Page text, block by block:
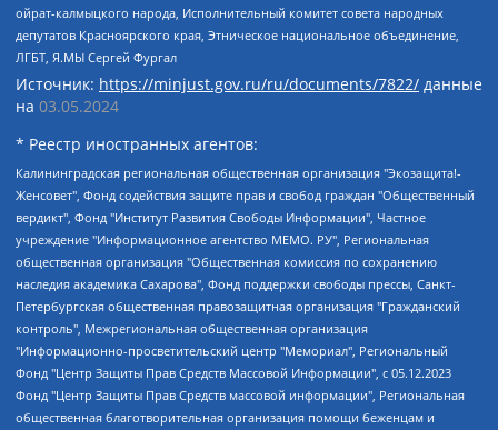
ойрат-калмыцкого народа, Исполнительный комитет совета народных
депутатов Красноярского края, Этническое национальное объединение,
ЛГБТ, Я.МЫ Сергей Фургал
Источник: https://minjust.gov.ru/ru/documents/7822/ данные
на 03.05.2024
* Реестр иностранных агентов:
Калининградская региональная общественная организация "Экозащита!-Женсовет", Фонд содействия защите прав и свобод граждан "Общественный вердикт", Фонд "Институт Развития Свободы Информации", Частное учреждение "Информационное агентство МЕМО. РУ", Региональная общественная организация "Общественная комиссия по сохранению наследия академика Сахарова", Фонд поддержки свободы прессы, Санкт-Петербургская общественная правозащитная организация "Гражданский контроль", Межрегиональная общественная организация "Информационно-просветительский центр "Мемориал", Региональный Фонд "Центр Защиты Прав Средств Массовой Информации", с 05.12.2023 Фонд "Центр Защиты Прав Средств массовой информации", Региональная общественная благотворительная организация помощи беженцам и мигрантам "Гражданское содействие", Негосударственное образовательное учреждение дополнительного профессионального образования (повышение квалификации) специалистов "АКАДЕМИЯ ПО ПРАВАМ ЧЕЛОВЕКА", Свердловская региональная общественная организация "Сутяжник", Автономная некоммерческая организация "Центр независимых социологических исследований", Союз общественных объединений "Российский исследовательский центр по правам человека", Региональное общественное учреждение научно-информационный центр "МЕМОРИАЛ", Некоммерческая организация "Фонд защиты гласности", Автономная некоммерческая организация "Институт прав человека", Городская общественная организация "Екатеринбургское общество "МЕМОРИАЛ", Городская общественная организация "Рязанское историко-просветительское и правозащитное общество "Мемориал" (Рязанский Мемориал), Челябинский региональный орган общественной самодеятельности – женское общественное объединение "Женщины Евразии", Челябинский региональный орган общественной самодеятельности "Уральская правозащитная группа", Фонд содействия защите здоровья и социальной справедливости имени Андрея Рылькова, Автономная Некоммерческая Организация "Аналитический Центр Юрия Левады", Автономная некоммерческая организация социальной поддержки населения "Проект Апрель", Региональная общественная организация помощи женщинам и детям, находящимся в кризисной ситуации "Информационно-методический центр "Анна", Фонд содействия развитию массовых коммуникаций и правовому просвещению "Так-так-Так", Фонд содействия устойчивому развитию "Серебряная тайга", Свердловский региональный общественный фонд социальных проектов "Новое время", "Idel.Реалии", Кавказ.Реалии, Крым.Реалии, Телеканал Настоящее Время, Татаро-башкирская служба Радио Свобода (Azatliq Radiosi), Радио Свободная Европа/Радио Свобода (PCE/PC), "Сибирь.Реалии", "Фактограф", Благотворительный фонд помощи осужденным и их семьям, Автономная некоммерческая организация "Институт глобализации и социальных движений", Фонд "В защиту прав заключенных", Частное учреждение "Центр поддержки и содействия развитию средств массовой информации", Пензенский региональный общественный благотворительный фонд "Гражданский союз", "Север.Реалии", Некоммерческая организация Фонд "Правовая инициатива", Общество с ограниченной ответственностью "Радио Свободная Европа/Радио Свобода", Чешское информационное агентство "MEDIUM-ORIENT", Красноярская региональная общественная организация "Мы против СПИДа", Камалягин Денис Николаевич, Маркелов Сергей Евгеньевич, Пономарев Лев Александрович, Савицкая Людмила Алексеевна, Автономная некоммерческая организация "Центр по работе с проблемой насилия "НАСИЛИЮ.НЕТ", Межрегиональный профессиональный союз работников здравоохранения "Альянс врачей", Юридическое лицо, зарегистрированное в Латвийской Республике, SIA "Medusa Project" (регистрационный номер 40103797863, дата регистрации 10.06.2014), Некоммерческая организация "Фонд по борьбе с коррупцией", Автономная некоммерческая организация "Институт права и публичной политики", Баданин Роман Сергеевич, Гликин Максим Александрович, Железнова Мария Михайловна, Лукьянова Юлия Сергеевна, Маетная Елизавета Витальевна, Маняхин Петр Борисович, Чуракова Ольга Владимировна, Ярош Юлия Петровна, Юридическое лицо "The Insider SIA", зарегистрированное в Риге, Латвийская Республика (дата регистрации 26.06.2015), являющееся администратором доменного имени интернет-издания "The Insider SIA", https://theins.ru, Постернак Алексей Евгеньевич, Рубин Михаил Аркадьевич, Анин Роман Александрович, Юридическое лицо Istories fonds, зарегистрированное в Латвийской Республике (регистрационный номер 50008295751, дата регистрации 24.02.2020), Великовский Дмитрий Александрович, Долинина Ирина Николаевна, Мароховская Алеся Алексеевна, Шлейнов Роман Юрьевич, Шмагун Олеся Валентиновна, Общество с ограниченной ответственностью "Альтаир 2021", Общество с ограниченной ответственностью "Вега 2021", Общество с ограниченной ответственностью "Главный редактор 2021", Общество с ограниченной ответственностью "Ромашки монолит", Важенков Артем Валерьевич, Ивановская областная общественная организация "Центр гендерных исследований", Гурман Юрий Альбертович, Медиапроект "ОВД-Инфо", Егоров Владимир Владимирович, Жилинский Владимир Александрович, Общество с ограниченной ответственностью "ЗП", Иванова София Юрьевна, Карезина Инна Павловна, Кильтау Екатерина Викторовна, Петров Алексей Викторович, Пискунов Сергей Евгеньевич, Смирнов Сергей Сергеевич, Тихонов Михаил Сергеевич, Общество с ограниченной ответственностью "ЖУРНАЛИСТ-ИНОСТРАННЫЙ АГЕНТ", Арапова Галина Юрьевна, Вольтская Татьяна Анатольевна, Американская компания "Mason G.E.S. Anonymous Foundation" (США), являющаяся владельцем интернет-издания https://mnews.world/, Компания "Stichting Bellingcat", зарегистрированная в Нидерландах (дата регистрации 11.07.2018), Захаров Андрей Вячеславович, Клепиковская Екатерина Дмитриевна, Общество с ограниченной ответственностью "МЕМО", Перл Роман Александрович, Симонов Евгений Алексеевич, Соловьева Елена Анатольевна, Сотников Даниил Владимирович, Сурначева Елизавета Дмитриевна, Автономная некоммерческая организация по защите прав человека и информированию населения "Якутия – Наше Мнение", Общество с ограниченной ответственностью "Москоу диджитал медиа", с 26.01.2023 Общество с ограниченной ответственностью "Чайка Белые сады", Ветошкина Валерия Валерьевна, Заговора Максим Александрович, Межрегиональное общественное движение "Российская ЛГБТ - сеть", Оленичев Максим Владимирович, Павлов Иван Юрьевич, Скворцова Елена Сергеевна, Общество с ограниченной ответственностью "Как бы инагент", Кочетков Игорь Викторович, Общество с ограниченной ответственностью "Честные выборы", Еланчик Олег Александрович, Общество с ограниченной ответственностью "Нобелевский призыв", Гималова Регина Эмилевна, Григорьев Андрей Валерьевич, Григорьева Алина Александровна, Ассоциация по содействию защите прав призывников, альтернативнослужащих и военнослужащих "Правозащитная группа "Гражданин.Армия.Право", Хисамова Регина Фаритовна, Автономная некоммерческая организация по реализации социально-правовых программ "Лилит", Дальневосточное общественное движение "Маяк", Санкт-Петербургская ЛГБТ-инициативная группа "Выход", Инициативная группа ЛГБТ+ "Реверс", Алексеев Андрей Викторович, Бекбулатова Таисия Львовна, Беляев Иван Михайлович, Владыкина Елена Сергеевна, Гельман Марат Александрович, Никульшина Вероника Юрьевна, Толоконникова Надежда Андреевна, Шендерович Виктор Анатольевич, Общество с ограниченной ответственностью "Данное сообщение", Общество с ограниченной ответственностью Издательский дом "Новая глава", Айнбиндер Александра Александровна, Московский комьюнити-центр для ЛГБТ+инициатив, Благотворительный фонд развития филантропии, Deutsche Welle (Германия, Kurt-Schumacher-Strasse 3, 53113 Bonn), Борзунова Мария Михайловна, Воробьев Виктор Викторович, Голубева Анна Львовна, Константинова Алла Михайловна, Малкова Ирина Владимировна, Мурадов Мурад Абдулгалимович, Осетинская Елизавета Николаевна, Понасенков Евгений Николаевич, Ганапольский Матвей Юрьевич, Киселев Евгений Алексеевич, Борухович Ирина Григорьевна, Дремин Иван Тимофеевич, Дубровский Дмитрий Викторович, Красноярская региональная общественная организация поддержки и развития альтернативных образовательных технологий и межкультурных коммуникаций "ИНТЕРРА", Маяковская Екатерина Алексеевна, Фейгин Марк Захарович, Филимонов Андрей Викторович, Дзугкоева Регина Николаевна, Доброхотов Роман Александрович, Дудь Юрий Александрович, Елкин Сергей Владимирович, Кругликов Кирилл Игоревич, Сабунаева Мария Леонидовна, Семенов Алексей Владимирович, Шаинян Карен Багратович, Шульман Екатерина Михайловна, Асафьев Артур Валерьевич, Вахштайн Виктор Семенович, Венедиктов Алексей Алексеевич, Лушникова Екатерина Евгеньевна, Волков Леонид Михайлович, Невзоров Александр Глебович, Пархоменко Сергей Борисович, Сироткин Ярослав Николаевич, Кара-Мурза Владимир Владимирович, Баранова Наталья Владимировна, Гозман Леонид Яковлевич, Кагарлицкий Борис Юльевич, Климарев Михаил Валерьевич, Милов Владимир Станиславович, Автономная некоммерческая организация Краснодарский центр современного искусства "Типография", Моргенштерн Алишер Тагирович, Соболь Любовь Эдуардовна, Общество с ограниченной ответственностью "ЛИЗА НОРМ", Каспаров Гарри Кимович, Ходорковский Михаил Борисович, Общество с ограниченной ответственностью "Апрельские тезисы", Данилович Ирина Брониславовна, Кашин Олег Владимирович, Петров Николай Владимирович, Пивоваров Алексей Владимирович, Соколов Михаил Владимирович, Цветкова Юлия Владимировна, Чичваркин Евгений Александрович, Комитет против пыток/Команда против пыток, Общество с ограниченной ответственностью "Первый научный", Общество с ограниченной ответственностью "Вертолет и ко", Белоцерковская Вероника Борисовна, Кац Максим Евгеньевич, Лазарева Татьяна Юрьевна, Шаведдинов Руслан Табризович, Яшин Илья Валерьевич, Общество с ограниченной ответственностью "Иноагент ААВ", Алешковский Дмитрий Петрович, Альбац Евгения Марковна, Быков Дмитрий Львович, Галямина Юлия Евгеньевна, Лойко Сергей Леонидович, Мартынов Кирилл Константинович, Медведев Сергей Александрович, Крашенинников Федор Геннадиевич, Гордеева Катерина Вл